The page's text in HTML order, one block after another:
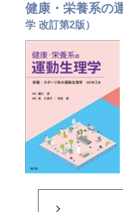
健康・栄養系の
学 改訂第2版）